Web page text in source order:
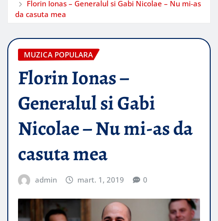
Florin Ionas – Generalul si Gabi Nicolae – Nu mi-as
da casuta mea
MUZICA POPULARA
Florin Ionas –
Generalul si Gabi
Nicolae – Nu mi-as da
casuta mea
admin mart. 1, 2019 0